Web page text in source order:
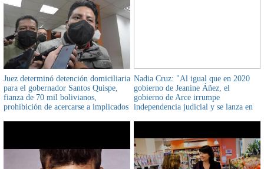
Juez determinó detención domiciliaria
para el gobernador Santos Quispe,
fianza de 70 mil bolivianos,
prohibición de acercarse a implicados
Nadia Cruz: "Al igual que en 2020
gobierno de Jeanine Áñez, el
gobierno de Arce irrumpe
independencia judicial y se lanza en